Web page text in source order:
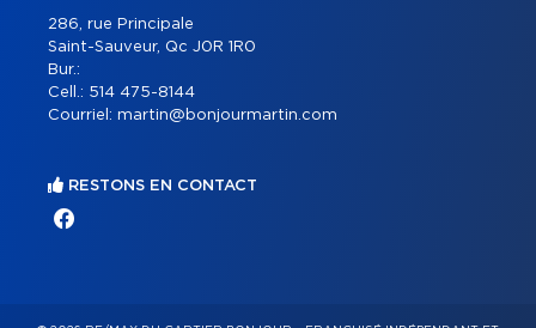
286, rue Principale
Saint-Sauveur, Qc J0R 1R0
Bur.:
Cell.: 514 475-8144
Courriel: martin@bonjourmartin.com
RESTONS EN CONTACT